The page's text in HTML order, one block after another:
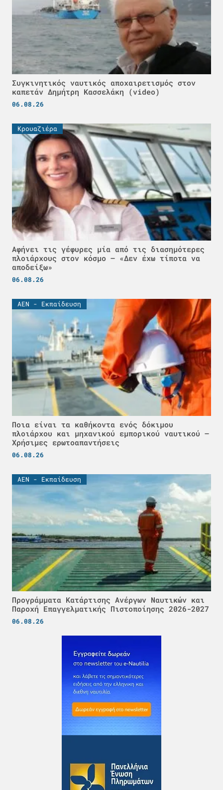
Συγκινητικός ναυτικός αποχαιρετισμός στον
καπετάν Δημήτρη Κασσελάκη (video)
06.08.26
Κρουαζιέρα
Αφήνει τις γέφυρες μία από τις διασημότερες
πλοιάρχους στον κόσμο – «Δεν έχω τίποτα να
αποδείξω»
06.08.26
ΑΕΝ - Εκπαίδευση
Ποια είναι τα καθήκοντα ενός δόκιμου
πλοιάρχου και μηχανικού εμπορικού ναυτικού –
Χρήσιμες ερωτοαπαντήσεις
06.08.26
ΑΕΝ - Εκπαίδευση
Προγράμματα Κατάρτισης Ανέργων Ναυτικών και
Παροχή Επαγγελματικής Πιστοποίησης 2026-2027
06.08.26